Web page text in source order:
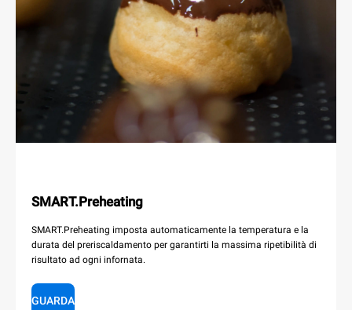
SMART.Preheating
SMART.Preheating imposta automaticamente la temperatura e la
durata del preriscaldamento per garantirti la massima ripetibilità di
risultato ad ogni infornata.
GUARDA